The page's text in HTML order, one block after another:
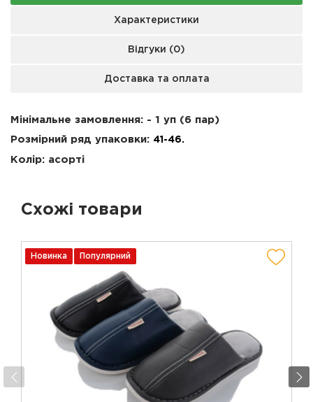
Характеристики
Відгуки (0)
Доставка та оплата
Мінімальне замовлення: - 1 уп (6 пар)
Розмірний ряд упаковки: 41-46.
Колір: асорті
Схожі товари
Новинка Популярний